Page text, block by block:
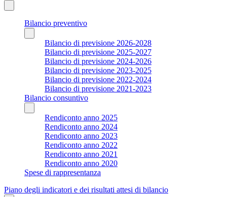
Bilancio preventivo
Bilancio di previsione 2026-2028
Bilancio di previsione 2025-2027
Bilancio di previsione 2024-2026
Bilancio di previsione 2023-2025
Bilancio di previsione 2022-2024
Bilancio di previsione 2021-2023
Bilancio consuntivo
Rendiconto anno 2025
Rendiconto anno 2024
Rendiconto anno 2023
Rendiconto anno 2022
Rendiconto anno 2021
Rendiconto anno 2020
Spese di rappresentanza
Piano degli indicatori e dei risultati attesi di bilancio